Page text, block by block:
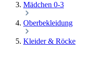
Mädchen 0-3
Oberbekleidung
Kleider & Röcke